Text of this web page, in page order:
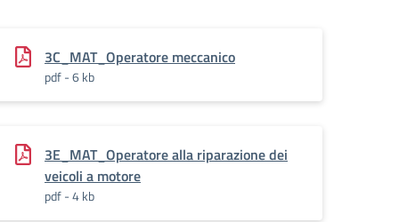
3C_MAT_Operatore meccanico
pdf - 6 kb
3E_MAT_Operatore alla riparazione dei
veicoli a motore
pdf - 4 kb